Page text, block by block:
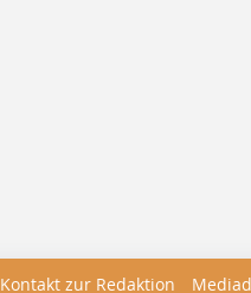
Kontakt zur Redaktion